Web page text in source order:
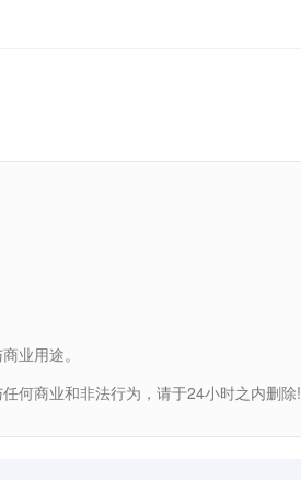
业用途。
何商业和非法行为，请于24小时之内删除!